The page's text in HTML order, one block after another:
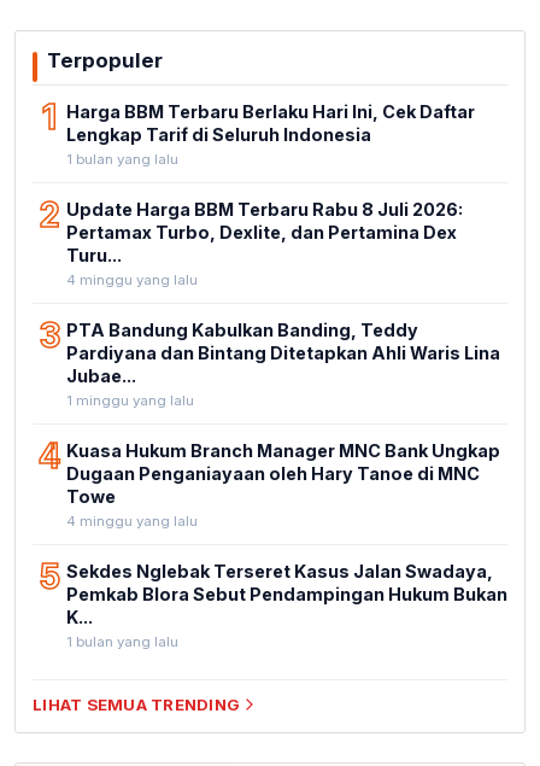
Terpopuler
1 Harga BBM Terbaru Berlaku Hari Ini, Cek Daftar
Lengkap Tarif di Seluruh Indonesia
1 bulan yang lalu
2 Update Harga BBM Terbaru Rabu 8 Juli 2026:
Pertamax Turbo, Dexlite, dan Pertamina Dex
Turu...
4 minggu yang lalu
3 PTA Bandung Kabulkan Banding, Teddy
Pardiyana dan Bintang Ditetapkan Ahli Waris Lina
Jubae...
1 minggu yang lalu
4 Kuasa Hukum Branch Manager MNC Bank Ungkap
Dugaan Penganiayaan oleh Hary Tanoe di MNC
Towe
4 minggu yang lalu
5 Sekdes Nglebak Terseret Kasus Jalan Swadaya,
Pemkab Blora Sebut Pendampingan Hukum Bukan
K...
1 bulan yang lalu
LIHAT SEMUA TRENDING